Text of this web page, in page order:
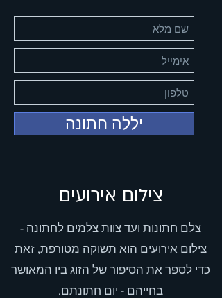
יללה חתונה
צילום אירועים
צלם חתונות ועד צוות צלמים לחתונה -
צילום אירועים הוא תשוקה מטורפת, זאת
כדי לספר את הסיפור של הזוג ביו המאושר
בחייהם - יום חתונתם.